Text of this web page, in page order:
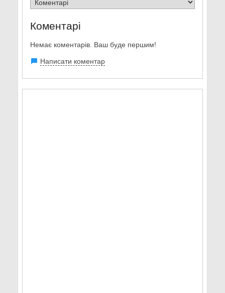
Коментарі
Немає коментарів. Ваш буде першим!
Написати коментар